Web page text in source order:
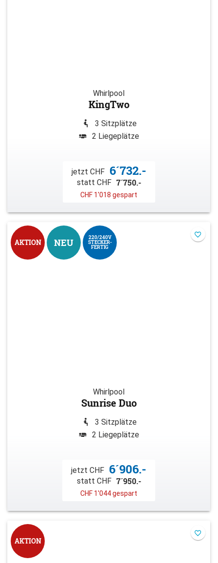
Whirlpool
KingTwo
3 Sitzplätze
2 Liegeplätze
jetzt CHF 6´732.-
statt CHF 7´750.-
CHF 1'018 gespart
AKTION NEU 220/240V
STECKER-
FERTIG
Whirlpool
Sunrise Duo
3 Sitzplätze
2 Liegeplätze
jetzt CHF 6´906.-
statt CHF 7´950.-
CHF 1'044 gespart
AKTION